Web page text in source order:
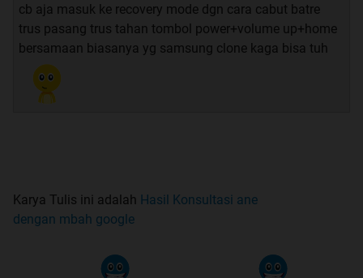
cb aja masuk ke recovery mode dgn cara cabut batre
trus pasang trus tahan tombol power+volume up+home
bersamaan biasanya yg samsung clone kaga bisa tuh
Karya Tulis ini adalah Hasil Konsultasi ane
dengan mbah google